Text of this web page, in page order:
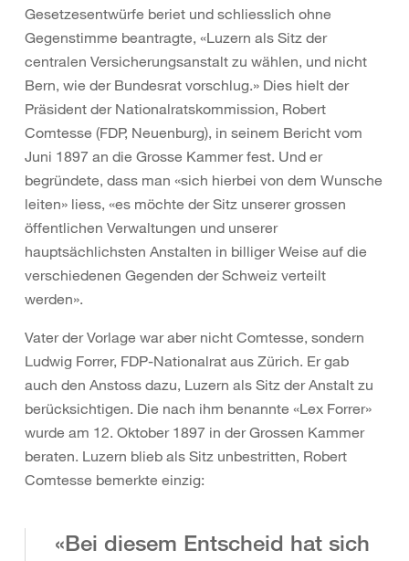
Gesetzesentwürfe beriet und schliesslich ohne
Gegenstimme beantragte, «Luzern als Sitz der
centralen Versicherungsanstalt zu wählen, und nicht
Bern, wie der Bundesrat vorschlug.» Dies hielt der
Präsident der Nationalratskommission, Robert
Comtesse (FDP, Neuenburg), in seinem Bericht vom
Juni 1897 an die Grosse Kammer fest. Und er
begründete, dass man «sich hierbei von dem Wunsche
leiten» liess, «es möchte der Sitz unserer grossen
öffentlichen Verwaltungen und unserer
hauptsächlichsten Anstalten in billiger Weise auf die
verschiedenen Gegenden der Schweiz verteilt
werden».
Vater der Vorlage war aber nicht Comtesse, sondern
Ludwig Forrer, FDP-Nationalrat aus Zürich. Er gab
auch den Anstoss dazu, Luzern als Sitz der Anstalt zu
berücksichtigen. Die nach ihm benannte «Lex Forrer»
wurde am 12. Oktober 1897 in der Grossen Kammer
beraten. Luzern blieb als Sitz unbestritten, Robert
Comtesse bemerkte einzig:
«Bei diesem Entscheid hat sich